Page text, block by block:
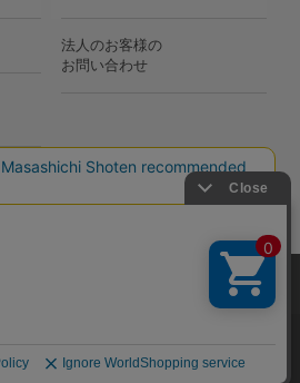
法人のお客様の
お問い合わせ
Rights Reserved.
おける閲覧履歴・属性情報などの取得およ
ー（Cookie）を使用いたします。詳細に
ー